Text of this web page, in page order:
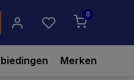
0
Merken